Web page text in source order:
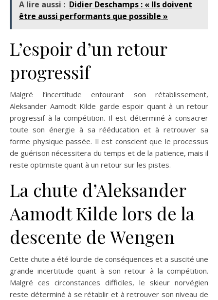
A lire aussi : Didier Deschamps : « Ils doivent
être aussi performants que possible »
L’espoir d’un retour
progressif
Malgré l’incertitude entourant son rétablissement,
Aleksander Aamodt Kilde garde espoir quant à un retour
progressif à la compétition. Il est déterminé à consacrer
toute son énergie à sa rééducation et à retrouver sa
forme physique passée. Il est conscient que le processus
de guérison nécessitera du temps et de la patience, mais il
reste optimiste quant à un retour sur les pistes.
La chute d’Aleksander
Aamodt Kilde lors de la
descente de Wengen
Cette chute a été lourde de conséquences et a suscité une
grande incertitude quant à son retour à la compétition.
Malgré ces circonstances difficiles, le skieur norvégien
reste déterminé à se rétablir et à retrouver son niveau de